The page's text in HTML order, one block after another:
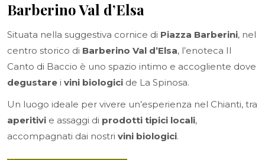
Barberino Val d’Elsa
Situata nella suggestiva cornice di Piazza Barberini, nel
centro storico di Barberino Val d’Elsa, l’enoteca Il
Canto di Baccio è uno spazio intimo e accogliente dove
degustare i vini biologici de La Spinosa.
Un luogo ideale per vivere un’esperienza nel Chianti, tra
aperitivi e assaggi di prodotti tipici locali,
accompagnati dai nostri vini biologici.